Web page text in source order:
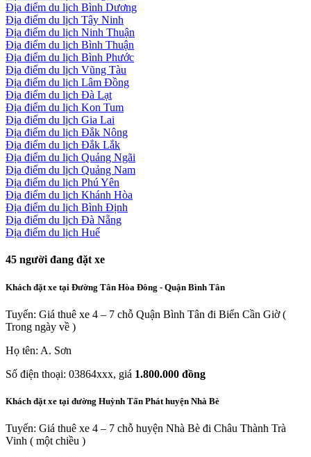
Địa điểm du lịch Bình Dương
Địa điểm du lịch Tây Ninh
Địa điểm du lịch Ninh Thuận
Địa điểm du lịch Bình Thuận
Địa điểm du lịch Bình Phước
Địa điểm du lịch Vũng Tàu
Địa điểm du lịch Lâm Đồng
Địa điểm du lịch Đà Lạt
Địa điểm du lịch Kon Tum
Địa điểm du lịch Gia Lai
Địa điểm du lịch Đắk Nông
Địa điểm du lịch Đắk Lắk
Địa điểm du lịch Quảng Ngãi
Địa điểm du lịch Quảng Nam
Địa điểm du lịch Phú Yên
Địa điểm du lịch Khánh Hòa
Địa điểm du lịch Bình Định
Địa điểm du lịch Đà Nẵng
Địa điểm du lịch Huế
45 người đang đặt xe
Khách đặt xe tại Đường Tân Hòa Đông - Quận Bình Tân
Tuyến: Giá thuê xe 4 – 7 chỗ Quận Bình Tân đi Biển Cần Giờ (
Trong ngày về )
Họ tên: A. Sơn
Số điện thoại: 03864xxx, giá 1.800.000 đồng
Khách đặt xe tại đường Huỳnh Tấn Phát huyện Nhà Bè
Tuyến: Giá thuê xe 4 – 7 chỗ huyện Nhà Bè đi Châu Thành Trà
Vinh ( một chiều )